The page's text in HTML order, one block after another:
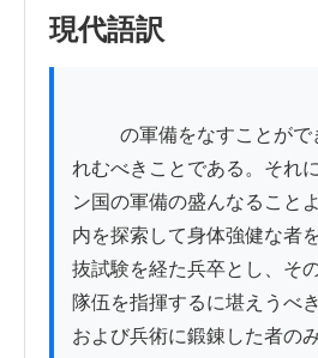
現代語訳
れむべきことである。それ
ン国の軍備の盛んなること
内を探索して身体強健な者
抜試験を経た兵卒とし、そ
隊伍を指揮するに堪えうべ
および兵術に鍛錬した者の